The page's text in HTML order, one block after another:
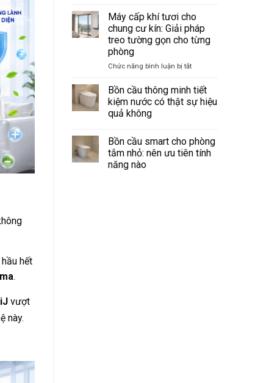
hầu hết
.
vượt
này.
thông
minh
thay
cho
bồn
cầu
điều
lắp
bình
luận
ở
Bồn
cầu
smart
điều
xa:
remote
và
bảng
điều
Máy cấp khí tươi cho
chung cư kín: Giải pháp
treo tường gọn cho từng
phòng
Chức năng bình luận bị tắtở
cấp
khí
tươi
cư
kín:
Giải
Bồn cầu thông minh tiết
kiệm nước có thật sự hiệu
quả không
bình
luận
ở
Bồn
Bồn cầu smart cho phòng
tắm nhỏ: nên ưu tiên tính
năng nào